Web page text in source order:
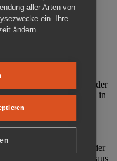
ist ein Ort
nah und
gründeten im Oktober
Cottbus e. V. (MRZ), der
(1860-2002) in
Zuchthaus
steht die
während der
und der SED-Diktatur.
Sonderausstellungen in der
politischen Unrechts aus
aller Arten von
ein. Ihre
ändern.